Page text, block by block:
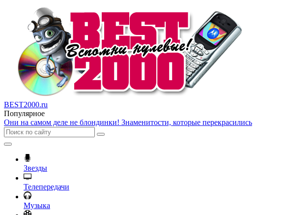
BEST2000.ru
Популярное
Они на самом деле не блондинки! Знаменитости, которые перекрасились
Звезды
Телепередачи
Музыка